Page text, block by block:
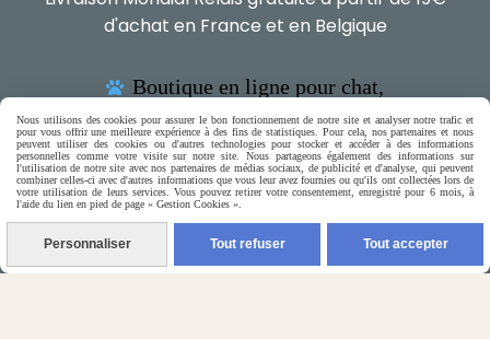
d'achat en France et en Belgique
 Boutique en ligne pour chat,
petits chiens & rongeurs 
(5) Nos Avis Clients :
CE QU'EN PENSENT NOS CLIENTS
Nous utilisons des cookies pour assurer le bon fonctionnement de notre site et analyser notre trafic et
pour vous offrir une meilleure expérience à des fins de statistiques. Pour cela, nos partenaires et nous
peuvent utiliser des cookies ou d'autres technologies pour stocker et accéder à des informations
personnelles comme votre visite sur notre site. Nous partageons également des informations sur
l'utilisation de notre site avec nos partenaires de médias sociaux, de publicité et d'analyse, qui peuvent
combiner celles-ci avec d'autres informations que vous leur avez fournies ou qu'ils ont collectées lors de
votre utilisation de leurs services. Vous pouvez retirer votre consentement, enregistré pour 6 mois, à
l'aide du lien en pied de page « Gestion Cookies ».
Personnaliser Tout refuser Tout accepter